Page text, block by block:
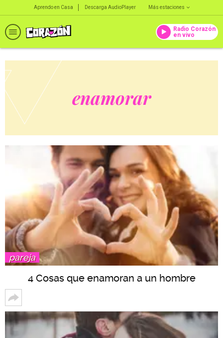
Aprendo en Casa Descarga AudioPlayer Más estaciones
Radio Corazón
en vivo
enamorar
pareja
4 Cosas que enamoran a un hombre